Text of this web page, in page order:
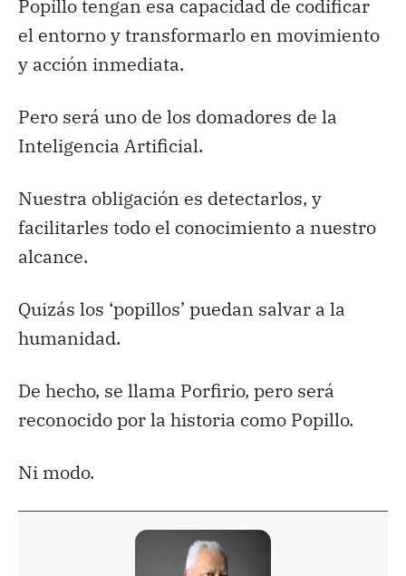
Popillo tengan esa capacidad de codificar
el entorno y transformarlo en movimiento
y acción inmediata.
Pero será uno de los domadores de la
Inteligencia Artificial.
Nuestra obligación es detectarlos, y
facilitarles todo el conocimiento a nuestro
alcance.
Quizás los ‘popillos’ puedan salvar a la
humanidad.
De hecho, se llama Porfirio, pero será
reconocido por la historia como Popillo.
Ni modo.